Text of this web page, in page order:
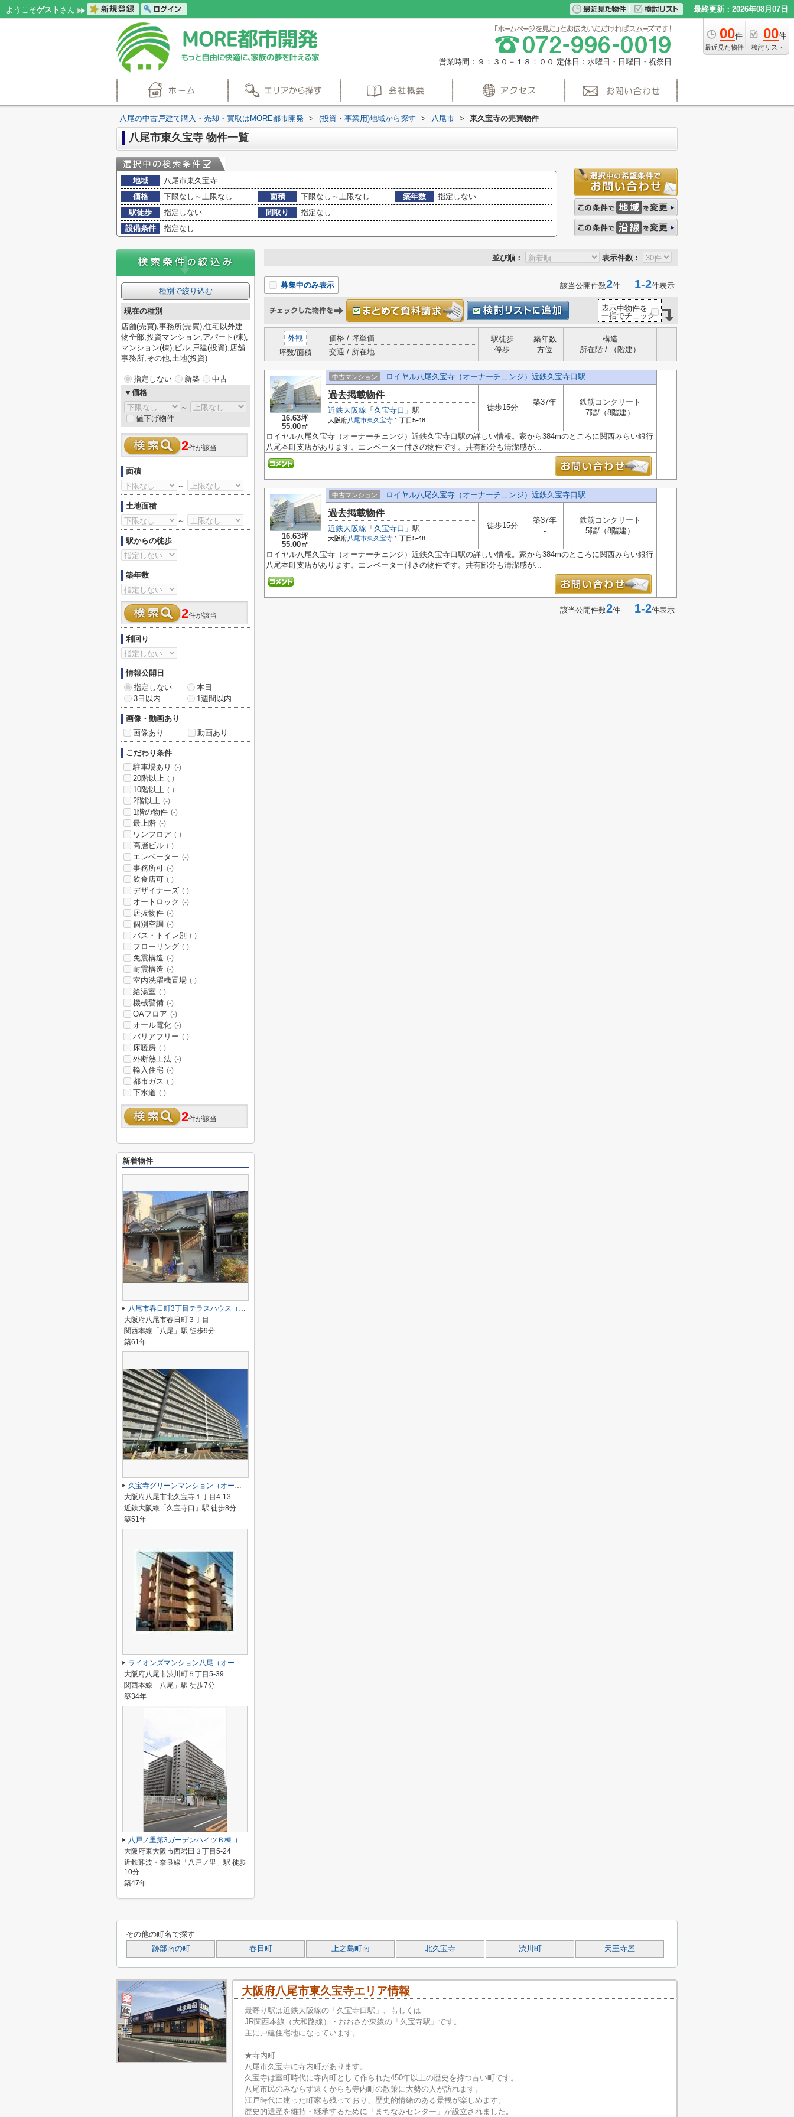
ようこそゲスト さん 最終更新：2026年08月07日
00件
最近見た物件
00件
検討リスト
営業時間：９：３０－１８：００ 定休日：水曜日・日曜日・祝祭日
八尾の中古戸建て購入・売却・買取はMORE都市開発 > (投資・事業用)地域から探す > 八尾市 > 東久宝寺の売買物件
八尾市東久宝寺 物件一覧
地域
八尾市東久宝寺
価格
下限なし～上限なし 面積 下限なし～上限なし 築年数
指定しない
駅徒歩
指定しない 間取り
指定なし
設備条件
指定なし
並び順： 表示件数：
募集中のみ表示 該当公開件数2件 1-2件表示
表示中物件を
一括でチェック
外観
坪数/面積
価格 / 坪単価
交通 / 所在地
駅徒歩
停歩
築年数
方位
構造
所在階 / （階建）
16.63坪
55.00㎡
中古マンション ロイヤル八尾久宝寺（オーナーチェンジ）近鉄久宝寺口駅
過去掲載物件
近鉄大阪線 「 久宝寺口 」駅
大阪府八尾市東久宝寺 １丁目5-48
徒歩15分
築37年
-
鉄筋コンクリート
7階/（8階建）
ロイヤル八尾久宝寺（オーナーチェンジ）近鉄久宝寺口駅の詳しい情報。家から384mのところに関西みらい銀行
八尾本町支店があります。エレベーター付きの物件です。共有部分も清潔感が...
16.63坪
55.00㎡
中古マンション ロイヤル八尾久宝寺（オーナーチェンジ）近鉄久宝寺口駅
過去掲載物件
近鉄大阪線 「 久宝寺口 」駅
大阪府八尾市東久宝寺 １丁目5-48
徒歩15分
築37年
-
鉄筋コンクリート
5階/（8階建）
ロイヤル八尾久宝寺（オーナーチェンジ）近鉄久宝寺口駅の詳しい情報。家から384mのところに関西みらい銀行
八尾本町支店があります。エレベーター付きの物件です。共有部分も清潔感が...
該当公開件数2件 1-2件表示
種別で絞り込む
現在の種別
店舗(売買),事務所(売買),住宅以外建
物全部,投資マンション,アパート(棟),
マンション(棟),ビル,戸建(投資),店舗
事務所,その他,土地(投資)
指定しない 新築
中古
▼価格
～
値下げ物件
2件が該当
面積
～
土地面積
～
駅からの徒歩
築年数
2件が該当
利回り
情報公開日
指定しない
本日
3日以内
1週間以内
画像・動画あり
画像あり
動画あり
こだわり条件
駐車場あり
(-)
20階以上 (-)
10階以上 (-)
2階以上 (-)
1階の物件 (-)
最上階 (-)
ワンフロア (-)
高層ビル (-)
エレベーター (-)
事務所可 (-)
飲食店可 (-)
デザイナーズ (-)
オートロック (-)
居抜物件 (-)
個別空調 (-)
バス・トイレ別 (-)
フローリング (-)
免震構造 (-)
耐震構造 (-)
室内洗濯機置場 (-)
給湯室 (-)
機械警備 (-)
OAフロア (-)
オール電化 (-)
バリアフリー (-)
床暖房 (-)
外断熱工法 (-)
輸入住宅 (-)
都市ガス (-)
下水道 (-)
2件が該当
新着物件
八尾市春日町3丁目テラスハウス（オーナーチェンジ）ＪＲ八尾駅八尾駅
大阪府八尾市春日町３丁目
関西本線「八尾」駅 徒歩9分
築61年
久宝寺グリーンマンション（オーナーチェンジ）久宝寺口駅
大阪府八尾市北久宝寺１丁目4-13
近鉄大阪線「久宝寺口」駅 徒歩8分
築51年
ライオンズマンション八尾（オーナーチェンジ）安中小学校区 ＪＲ八尾駅
大阪府八尾市渋川町５丁目5-39
関西本線「八尾」駅 徒歩7分
築34年
八戸ノ里第3ガーデンハイツＢ棟（オーナーチェンジ） 近鉄八戸ノ里駅
大阪府東大阪市西岩田３丁目5-24
近鉄難波・奈良線「八戸ノ里」駅 徒歩
10分
築47年
その他の町名で探す
跡部南の町 春日町 上之島町南 北久宝寺 渋川町 天王寺屋
大阪府八尾市東久宝寺エリア情報
最寄り駅は近鉄大阪線の「久宝寺口駅」、もしくは
JR関西本線（大和路線）・おおさか東線の「久宝寺駅」です。
主に戸建住宅地になっています。
★寺内町
八尾市久宝寺に寺内町があります。
久宝寺は室町時代に寺内町として作られた450年以上の歴史を持つ古い町です。
八尾市民のみならず遠くからも寺内町の散策に大勢の人が訪れます。
江戸時代に建った町家も残っており、歴史的情緒のある景観が楽しめます。
歴史的遺産を維持・継承するために「まちなみセンター」が設立されました。